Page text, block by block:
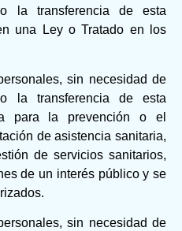
la transferencia de esta
una Ley o Tratado en los
sin necesidad de
la transferencia de esta
para la prevención o el
de asistencia sanitaria,
de servicios sanitarios,
de un interés público y se
sin necesidad de